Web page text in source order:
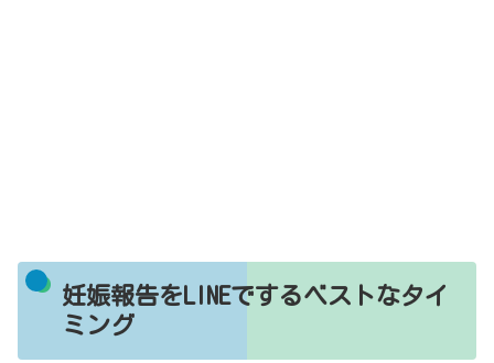
妊娠報告をLINEでするベストなタイ
ミング